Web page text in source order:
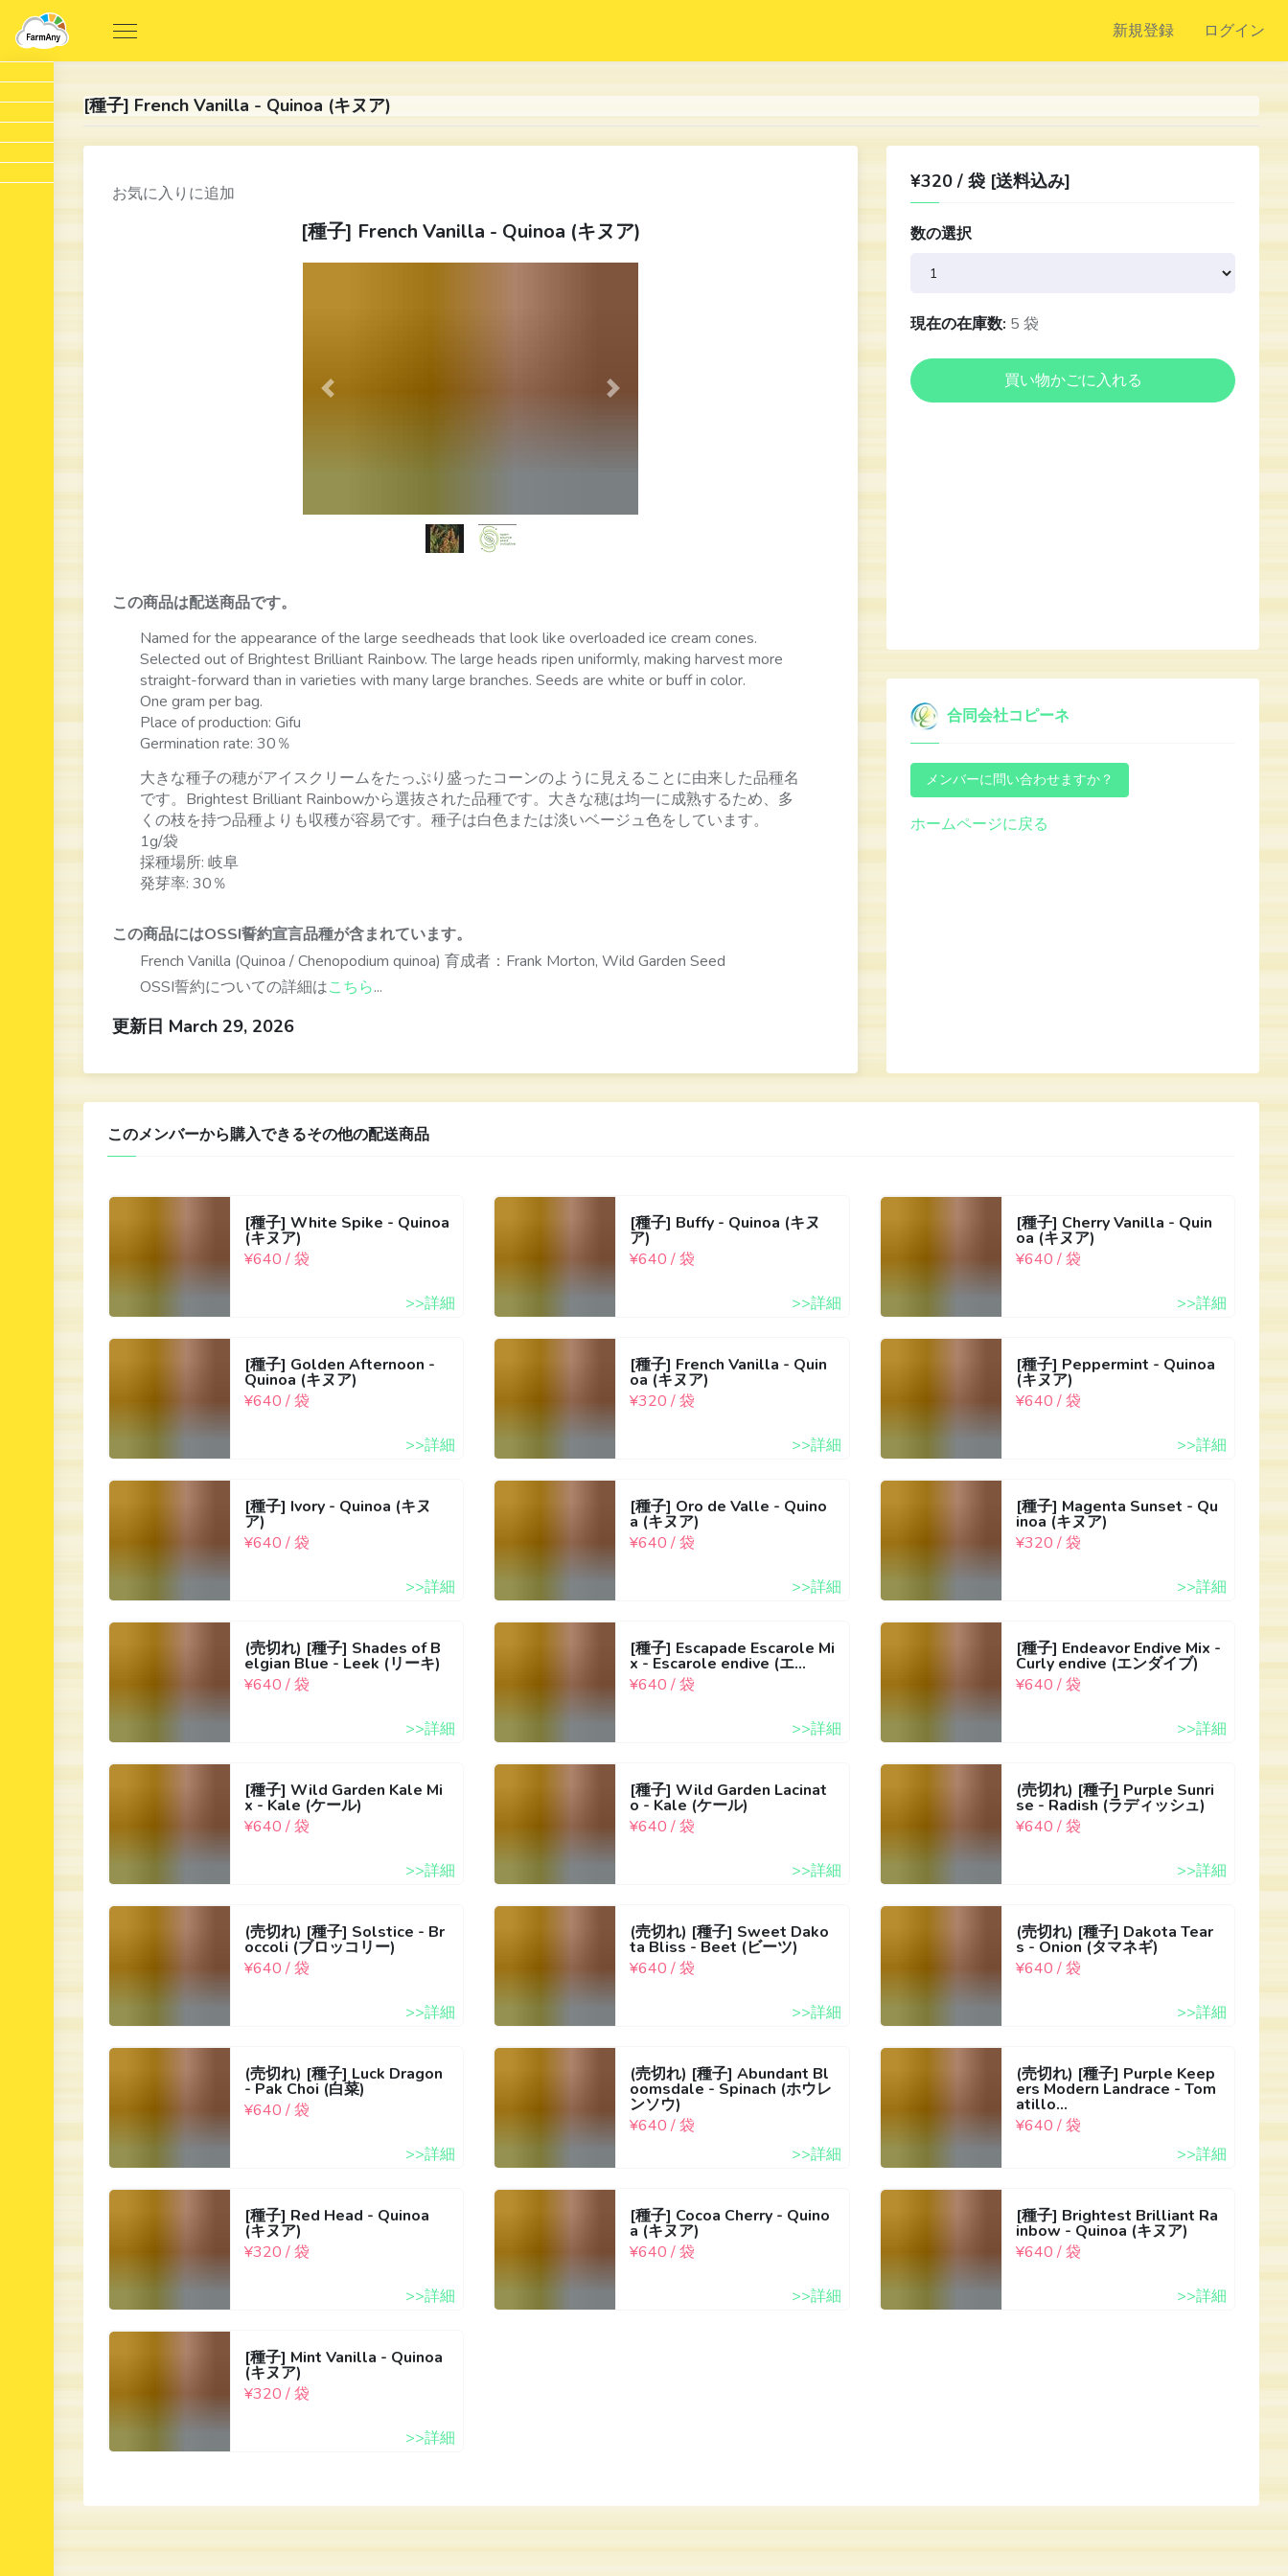
新規登録 ログイン
[種子] French Vanilla - Quinoa (キヌア)
お気に入りに追加
[種子] French Vanilla - Quinoa (キヌア)
Previous Next
この商品は配送商品です。
Named for the appearance of the large seedheads that look like overloaded ice cream cones.
Selected out of Brightest Brilliant Rainbow. The large heads ripen uniformly, making harvest more
straight-forward than in varieties with many large branches. Seeds are white or buff in color.
One gram per bag.
Place of production: Gifu
Germination rate: 30％
大きな種子の穂がアイスクリームをたっぷり盛ったコーンのように見えることに由来した品種名
です。Brightest Brilliant Rainbowから選抜された品種です。大きな穂は均一に成熟するため、多
くの枝を持つ品種よりも収穫が容易です。種子は白色または淡いベージュ色をしています。
1g/袋
採種場所: 岐阜
発芽率: 30％
この商品にはOSSI誓約宣言品種が含まれています。
French Vanilla (Quinoa / Chenopodium quinoa) 育成者：Frank Morton, Wild Garden Seed
OSSI誓約についての詳細はこちら...
更新日 March 29, 2026
¥320 / 袋 [送料込み]
数の選択
現在の在庫数: 5 袋
合同会社コピーネ
ホームページに戻る
このメンバーから購入できるその他の配送商品
[種子] White Spike - Quinoa
(キヌア)
¥640 / 袋
>>詳細
[種子] Buffy - Quinoa (キヌ
ア)
¥640 / 袋
>>詳細
[種子] Cherry Vanilla - Quin
oa (キヌア)
¥640 / 袋
>>詳細
[種子] Golden Afternoon -
Quinoa (キヌア)
¥640 / 袋
>>詳細
[種子] French Vanilla - Quin
oa (キヌア)
¥320 / 袋
>>詳細
[種子] Peppermint - Quinoa
(キヌア)
¥640 / 袋
>>詳細
[種子] Ivory - Quinoa (キヌ
ア)
¥640 / 袋
>>詳細
[種子] Oro de Valle - Quino
a (キヌア)
¥640 / 袋
>>詳細
[種子] Magenta Sunset - Qu
inoa (キヌア)
¥320 / 袋
>>詳細
(売切れ) [種子] Shades of B
elgian Blue - Leek (リーキ)
¥640 / 袋
>>詳細
[種子] Escapade Escarole Mi
x - Escarole endive (エ...
¥640 / 袋
>>詳細
[種子] Endeavor Endive Mix -
Curly endive (エンダイブ)
¥640 / 袋
>>詳細
[種子] Wild Garden Kale Mi
x - Kale (ケール)
¥640 / 袋
>>詳細
[種子] Wild Garden Lacinat
o - Kale (ケール)
¥640 / 袋
>>詳細
(売切れ) [種子] Purple Sunri
se - Radish (ラディッシュ)
¥640 / 袋
>>詳細
(売切れ) [種子] Solstice - Br
occoli (ブロッコリー)
¥640 / 袋
>>詳細
(売切れ) [種子] Sweet Dako
ta Bliss - Beet (ビーツ)
¥640 / 袋
>>詳細
(売切れ) [種子] Dakota Tear
s - Onion (タマネギ)
¥640 / 袋
>>詳細
(売切れ) [種子] Luck Dragon
- Pak Choi (白菜)
¥640 / 袋
>>詳細
(売切れ) [種子] Abundant Bl
oomsdale - Spinach (ホウレ
ンソウ)
¥640 / 袋
>>詳細
(売切れ) [種子] Purple Keep
ers Modern Landrace - Tom
atillo...
¥640 / 袋
>>詳細
[種子] Red Head - Quinoa
(キヌア)
¥320 / 袋
>>詳細
[種子] Cocoa Cherry - Quino
a (キヌア)
¥640 / 袋
>>詳細
[種子] Brightest Brilliant Ra
inbow - Quinoa (キヌア)
¥640 / 袋
>>詳細
[種子] Mint Vanilla - Quinoa
(キヌア)
¥320 / 袋
>>詳細